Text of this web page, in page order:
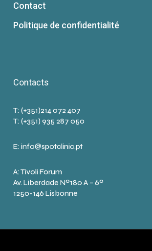
Contact
Politique de confidentialité
Contacts
T: (+351)214 072 407
T: (+351) 935 287 050
E: info@spotclinic.pt
A: Tivoli Forum
Av. Liberdade Nº180 A – 6º
1250-146 Lisbonne